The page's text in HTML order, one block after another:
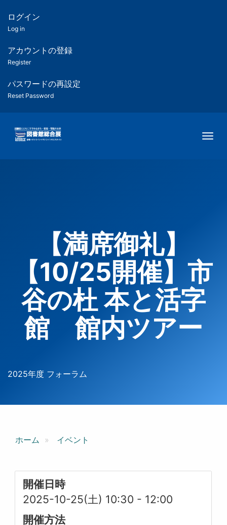
ツ
匿
名
ユ
ー
ー
用
メ
ログイン
Log in
アカウントの登録
Register
パスワードの再設定
Reset Password
【満席御礼】
【10/25開催】市
谷の杜 本と活字
館 館内ツアー
2025年度 フォーラム
ホーム イベント
開催日時
2025-10-25(土) 10:30 - 12:00
開催方法